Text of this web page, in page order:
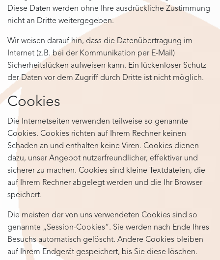
Diese Daten werden ohne Ihre ausdrückliche Zustimmung
nicht an Dritte weitergegeben.
Wir weisen darauf hin, dass die Datenübertragung im
Internet (z.B. bei der Kommunikation per E-Mail)
Sicherheitslücken aufweisen kann. Ein lückenloser Schutz
der Daten vor dem Zugriff durch Dritte ist nicht möglich.
Cookies
Die Internetseiten verwenden teilweise so genannte
Cookies. Cookies richten auf Ihrem Rechner keinen
Schaden an und enthalten keine Viren. Cookies dienen
dazu, unser Angebot nutzerfreundlicher, effektiver und
sicherer zu machen. Cookies sind kleine Textdateien, die
auf Ihrem Rechner abgelegt werden und die Ihr Browser
speichert.
Die meisten der von uns verwendeten Cookies sind so
genannte „Session-Cookies“. Sie werden nach Ende Ihres
Besuchs automatisch gelöscht. Andere Cookies bleiben
auf Ihrem Endgerät gespeichert, bis Sie diese löschen.